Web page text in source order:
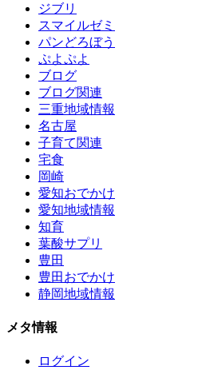
ジブリ
スマイルゼミ
パンどろぼう
ぷよぷよ
ブログ
ブログ関連
三重地域情報
名古屋
子育て関連
宅食
岡崎
愛知おでかけ
愛知地域情報
知育
葉酸サプリ
豊田
豊田おでかけ
静岡地域情報
メタ情報
ログイン